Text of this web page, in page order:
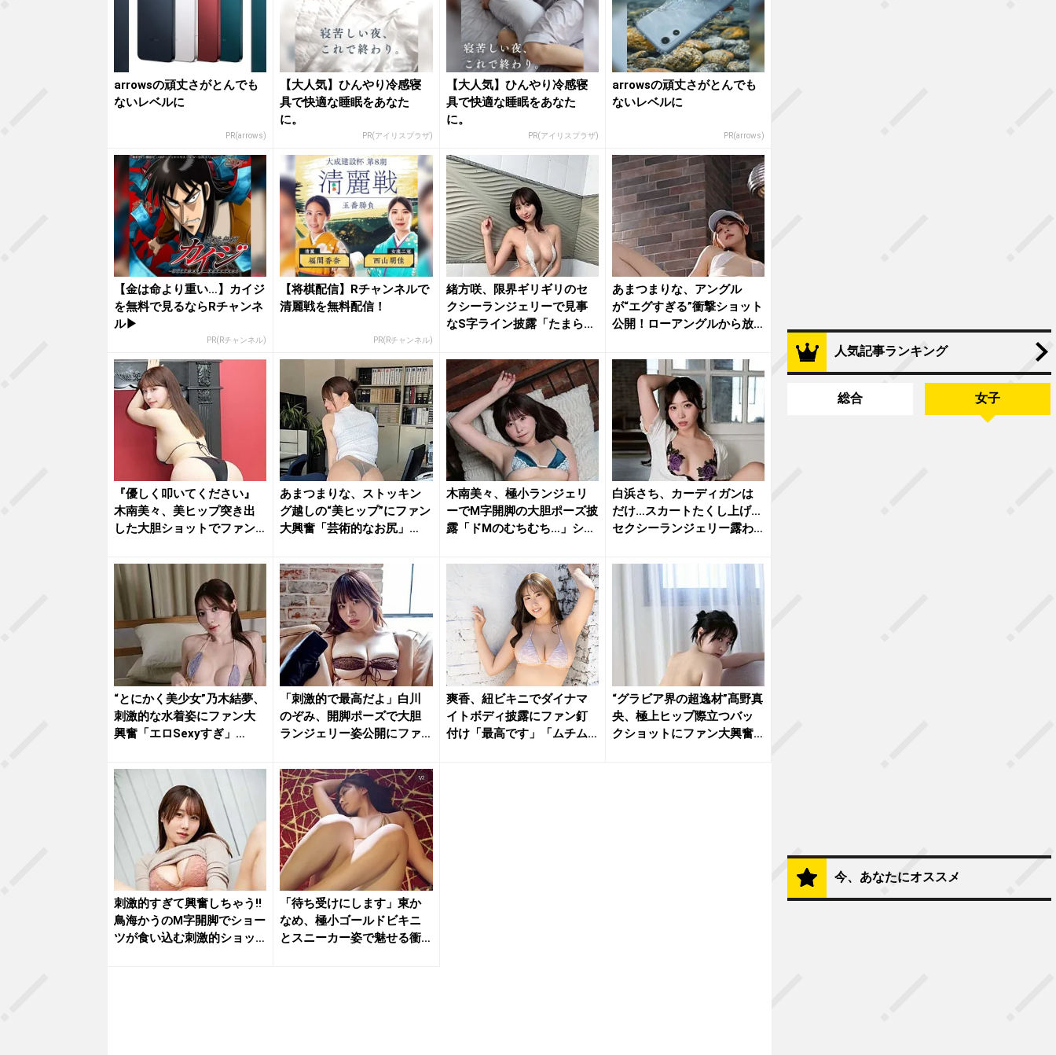
arrowsの頑丈さがとんでも
ないレベルに
PR(arrows)
【大人気】ひんやり冷感寝
具で快適な睡眠をあなた
に。
PR(アイリスプラザ)
【大人気】ひんやり冷感寝
具で快適な睡眠をあなた
に。
PR(アイリスプラザ)
arrowsの頑丈さがとんでも
ないレベルに
PR(arrows)
【金は命より重い…】カイジ
を無料で見るならRチャンネ
ル▶︎
PR(Rチャンネル)
【将棋配信】Rチャンネルで
清麗戦を無料配信！
PR(Rチャンネル)
緒方咲、限界ギリギリのセ
クシーランジェリーで見事
なS字ライン披露「たまらな
あまつまりな、アングル
が“エグすぎる”衝撃ショット
公開！ローアングルから放
『優しく叩いてください』
木南美々、美ヒップ突き出
した大胆ショットでファン
あまつまりな、ストッキン
グ越しの“美ヒップ”にファン
大興奮「芸術的なお尻」
木南美々、極小ランジェリ
ーでM字開脚の大胆ポーズ披
露「ドMのむちむち…」ショ
白浜さち、カーディガンは
だけ…スカートたくし上げ…
セクシーランジェリー露わ
“とにかく美少女”乃木結夢、
刺激的な水着姿にファン大
興奮「エロSexyすぎ」
「刺激的で最高だよ」白川
のぞみ、開脚ポーズで大胆
ランジェリー姿公開にファ
爽香、紐ビキニでダイナマ
イトボディ披露にファン釘
付け「最高です」「ムチム
“グラビア界の超逸材”髙野真
央、極上ヒップ際立つバッ
クショットにファン大興奮
刺激的すぎて興奮しちゃう!!
鳥海かうのM字開脚でショー
ツが食い込む刺激的ショッ
「待ち受けにします」東か
なめ、極小ゴールドビキニ
とスニーカー姿で魅せる衝
人気記事ランキング
総合 女子
今、あなたにオススメ